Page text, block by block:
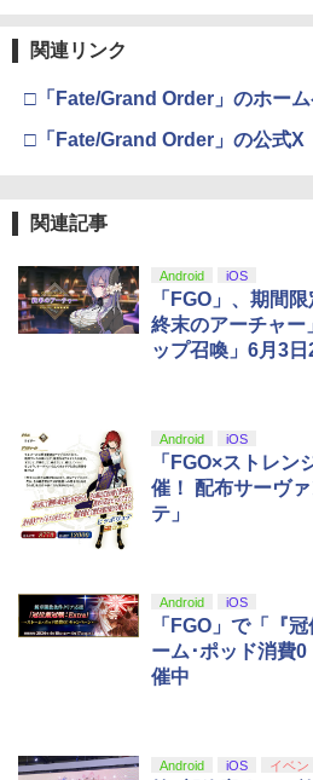
関連リンク
□「Fate/Grand Order」のホー
□「Fate/Grand Order」の公式X
関連記事
Android iOS
「FGO」、期間
終末のアーチャー
ップ召喚」6月3
Android iOS
「FGO×ストレン
催！ 配布サーヴ
テ」
Android iOS
「FGO」で「『
ーム･ポッド消費
催中
Android iOS イベン